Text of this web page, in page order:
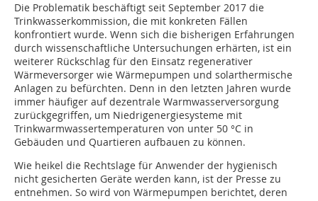
Die Problematik beschäftigt seit September 2017 die
Trinkwasserkommission, die mit konkreten Fällen
konfrontiert wurde. Wenn sich die bisherigen Erfahrungen
durch wissenschaftliche Untersuchungen erhärten, ist ein
weiterer Rückschlag für den Einsatz regenerativer
Wärmeversorger wie Wärmepumpen und solarthermische
Anlagen zu befürchten. Denn in den letzten Jahren wurde
immer häufiger auf dezentrale Warmwasserversorgung
zurückgegriffen, um Niedrigenergiesysteme mit
Trinkwarmwassertemperaturen von unter 50 °C in
Gebäuden und Quartieren aufbauen zu können.
Wie heikel die Rechtslage für Anwender der hygienisch
nicht gesicherten Geräte werden kann, ist der Presse zu
entnehmen. So wird von Wärmepumpen berichtet, deren